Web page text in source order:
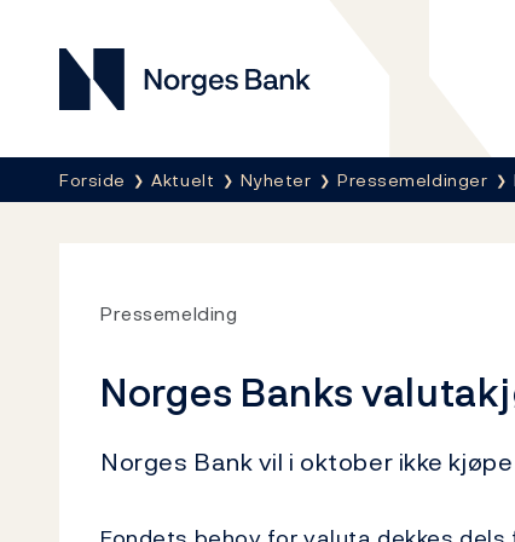
Norges Bank
Her er du nå:
Forside Aktuelt Nyheter Pressemeldinger
Pressemelding
Norges Banks
Norges Bank vil i oktober ikke